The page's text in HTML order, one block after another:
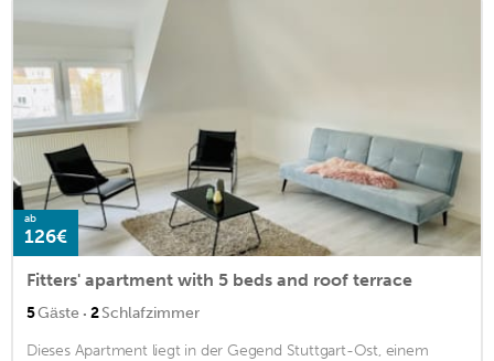
ab
126€
Fitters' apartment with 5 beds and roof terrace
5Gäste · 2Schlafzimmer
Dieses Apartment liegt in der Gegend Stuttgart-Ost, einem